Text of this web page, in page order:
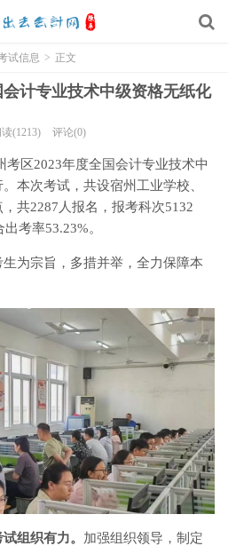
试信息 > 正文
计专业技术中级资格无纸化
读(1213) 评论(0)
考区2023年度全国会计专业技术中
本次考试，共设宿州工业学校、
共2287人报名，报考科次5132
考率53.23%。
为宗旨，多措并举，全力保障本
组织有力。 加强组织领导，制定